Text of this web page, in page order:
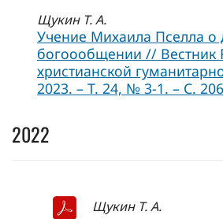
Щукин Т. А.
Учение Михаила Пселла о
богоообщении // Вестник
христианской
2023. – Т. 24, № 3-1. – С.
2022
Щукин Т. А.